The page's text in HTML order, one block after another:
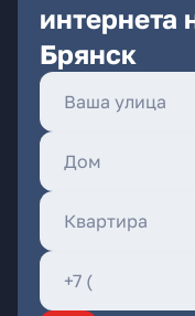
интернета
Брянск